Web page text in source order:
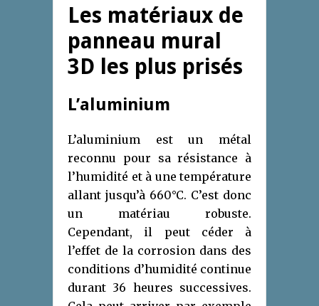
Les matériaux de
panneau mural
3D les plus prisés
L’aluminium
L’aluminium est un métal
reconnu pour sa résistance à
l’humidité et à une température
allant jusqu’à 660°C. C’est donc
un matériau robuste.
Cependant, il peut céder à
l’effet de la corrosion dans des
conditions d’humidité continue
durant 36 heures successives.